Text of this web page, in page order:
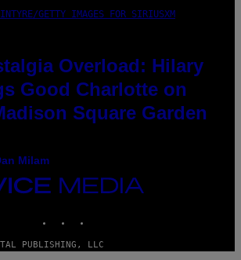
GETTY IMAGES FOR SIRIUSXM
Overload: Hilary
Good Charlotte on
Square Garden
Milam
PUBLISHING, LLC